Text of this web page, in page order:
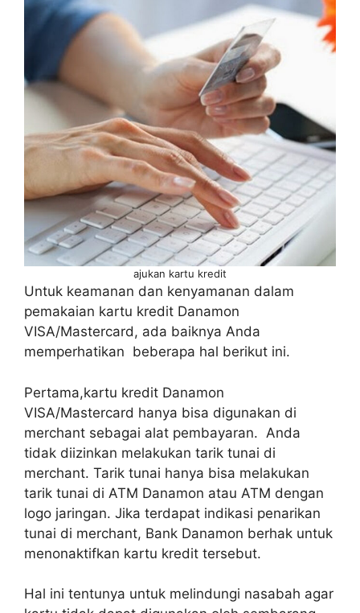
ajukan kartu kredit
Untuk keamanan dan kenyamanan dalam
pemakaian kartu kredit Danamon
VISA/Mastercard, ada baiknya Anda
memperhatikan beberapa hal berikut ini.
Pertama,kartu kredit Danamon
VISA/Mastercard hanya bisa digunakan di
merchant sebagai alat pembayaran. Anda
tidak diizinkan melakukan tarik tunai di
merchant. Tarik tunai hanya bisa melakukan
tarik tunai di ATM Danamon atau ATM dengan
logo jaringan. Jika terdapat indikasi penarikan
tunai di merchant, Bank Danamon berhak untuk
menonaktifkan kartu kredit tersebut.
Hal ini tentunya untuk melindungi nasabah agar